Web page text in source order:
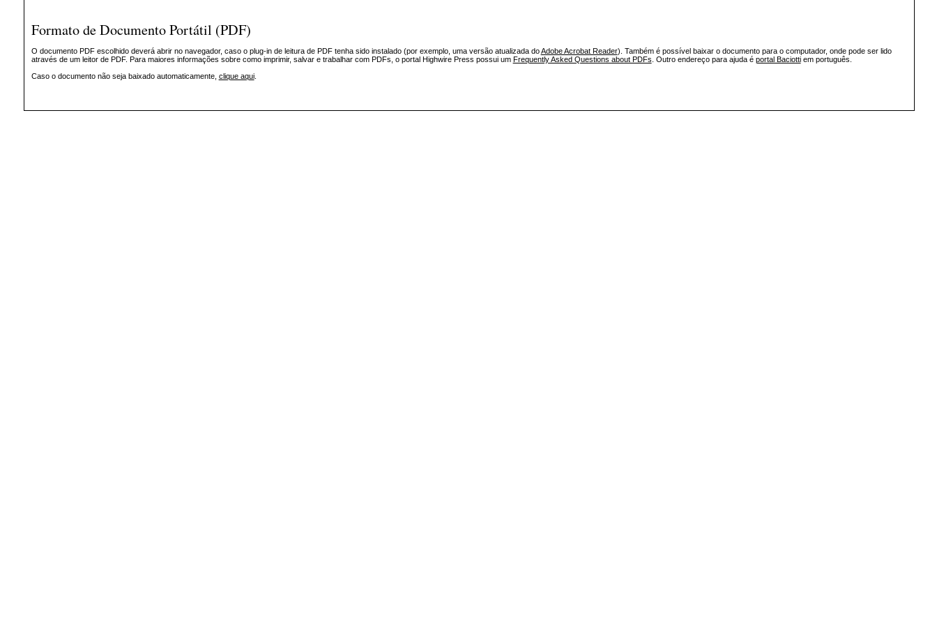
Formato de Documento Portátil (PDF)
O documento PDF escolhido deverá abrir no navegador, caso o plug-in de leitura de PDF tenha sido instalado (por exemplo, uma versão atualizada doAdobe Acrobat Reader). Também é possível baixar o documento para o computador, onde pode ser lido
através de um leitor de PDF. Para maiores informações sobre como imprimir, salvar e trabalhar com PDFs, o portal Highwire Press possui um Frequently Asked Questions about PDFs . Outro endereço para ajuda é portal Baciottiem português.
Caso o documento não seja baixado automaticamente, clique aqui.